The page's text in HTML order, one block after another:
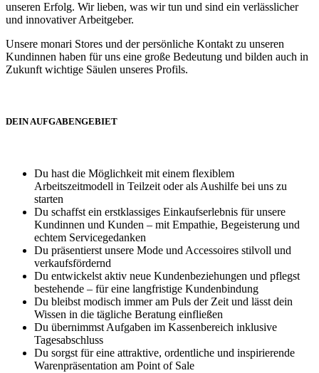
unseren Erfolg. Wir lieben, was wir tun und sind ein verlässlicher
und innovativer Arbeitgeber.
Unsere monari Stores und der persönliche Kontakt zu unseren
Kundinnen haben für uns eine große Bedeutung und bilden auch in
Zukunft wichtige Säulen unseres Profils.
DEIN AUFGABENGEBIET
Du hast die Möglichkeit mit einem flexiblem
Arbeitszeitmodell in Teilzeit oder als Aushilfe bei uns zu
starten
Du schaffst ein erstklassiges Einkaufserlebnis für unsere
Kundinnen und Kunden – mit Empathie, Begeisterung und
echtem Servicegedanken
Du präsentierst unsere Mode und Accessoires stilvoll und
verkaufsfördernd
Du entwickelst aktiv neue Kundenbeziehungen und pflegst
bestehende – für eine langfristige Kundenbindung
Du bleibst modisch immer am Puls der Zeit und lässt dein
Wissen in die tägliche Beratung einfließen
Du übernimmst Aufgaben im Kassenbereich inklusive
Tagesabschluss
Du sorgst für eine attraktive, ordentliche und inspirierende
Warenpräsentation am Point of Sale